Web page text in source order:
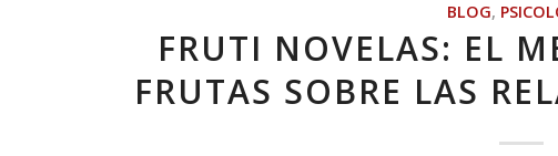
BLOG,
FRUTI NOVELAS: EL
FRUTAS SOBRE LAS